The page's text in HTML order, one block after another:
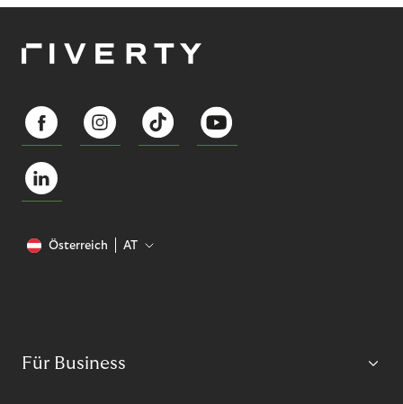
Österreich AT
Für Business